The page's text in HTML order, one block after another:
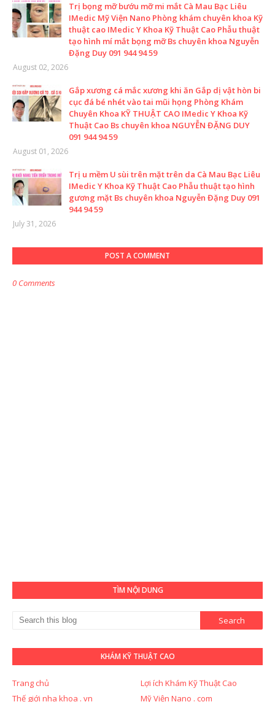
Trị bọng mỡ bướu mỡ mi mắt Cà Mau Bạc Liêu
IMedic Mỹ Viện Nano Phòng khám chuyên khoa Kỹ
thuật cao IMedic Y Khoa Kỹ Thuật Cao Phẫu thuật
tạo hình mí mắt bọng mỡ Bs chuyên khoa Nguyễn
Đặng Duy 091 944 94 59
August 02, 2026
Gắp xương cá mắc xương khi ăn Gắp dị vật hòn bi
cục đá bé nhét vào tai mũi họng Phòng Khám
Chuyên Khoa KỸ THUẬT CAO IMedic Y Khoa Kỹ
Thuật Cao Bs chuyên khoa NGUYỄN ĐẶNG DUY
091 944 94 59
August 01, 2026
Trị u mềm U sùi trên mặt trên da Cà Mau Bạc Liêu
IMedic Y Khoa Kỹ Thuật Cao Phẫu thuật tạo hình
gương mặt Bs chuyên khoa Nguyễn Đặng Duy 091
944 94 59
July 31, 2026
POST A COMMENT
0 Comments
TÌM NỘI DUNG
KHÁM KỸ THUẬT CAO
Trang chủ
Lợi ích Khám Kỹ Thuật Cao
Thế giới nha khoa . vn
Mỹ Viện Nano . com